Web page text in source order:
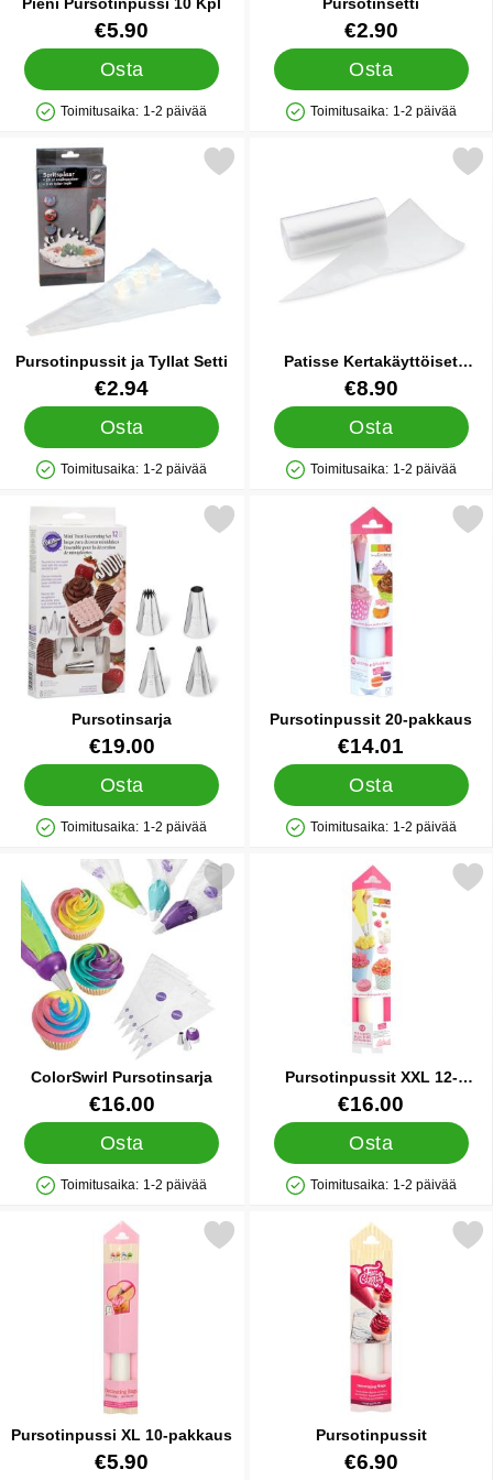
Tuote.nro 26782
€5.90
Osta
Saatavuus: Varastossa
Toimitusaika: 1-2 päivää
Tuote.nro 35335
€2.90
Osta
Saatavuus: Varastossa
Toimitusaika: 1-2 päivää
Pursotinpussit ja Tyllat Setti
Tuote.nro 44972
€2.94
Osta
Saatavuus: Varastossa
Toimitusaika: 1-2 päivää
Merkitse pursotinpussit ja Tyllat Setti suosikiksi
Patisse Kertakäyttöiset
Pursotinpussit
Tuote.nro 16756
€8.90
Osta
Saatavuus: Varastossa
Toimitusaika: 1-2 päivää
Merkitse patisse
Pursotinsarja
Tuote.nro 19869
€19.00
Osta
Saatavuus: Varastossa
Toimitusaika: 1-2 päivää
Merkitse pursotinsarja suosikiksi
Pursotinpussit 20-pakkaus
Tuote.nro 35627€14.01
Osta
Saatavuus: Varastossa
Toimitusaika: 1-2 päivää
Merkitse pursotinpussit
ColorSwirl Pursotinsarja
Tuote.nro 14876
€16.00
Osta
Saatavuus: Varastossa
Toimitusaika: 1-2 päivää
Merkitse colorSwirl Pursotinsarja suosikiksi
Pursotinpussit XXL 12-
pakkaus
Tuote.nro 35626
€16.00
Osta
Saatavuus: Varastossa
Toimitusaika: 1-2 päivää
Merkitse pursotinpussit
Pursotinpussi XL 10-pakkaus
Tuote.nro 26783
€5.90
Merkitse pursotinpussi XL 10-pakkaus suosikiksi
Pursotinpussit
Tuote.nro 31656
€6.90
Merkitse